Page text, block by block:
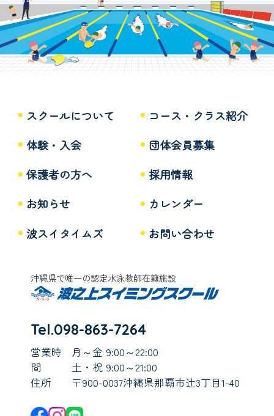
スクールについて
コース・クラス紹介
体験・入会
団体会員募集
保護者の方へ
採用情報
お知らせ
カレンダー
波スイタイムズ
お問い合わせ
沖縄県で唯一の認定水泳教師在籍施設
Tel.098-863-7264
営業時
間
月～金 9:00～22:00
土・祝 9:00～21:00
住所
〒900-0037沖縄県那覇市辻3丁目1-40